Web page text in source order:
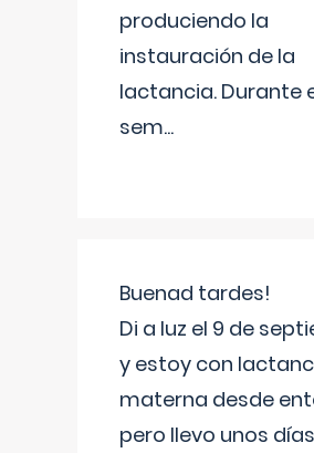
produciendo la
instauración de la
lactancia. Durante
sem...
Buenad tardes!
Di a luz el 9 de
y estoy con
materna desde
pero llevo unos